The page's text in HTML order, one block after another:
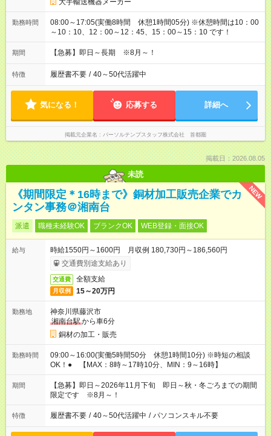
大手輸送機器メーカー
勤務時間
08:00～17:05(実働8時間 休憩1時間05分) ※休憩時間は10：00
～10：10、12：00～12：45、15：00～15：10 です！
期間 【急募】即日～長期 ※8月～！
特徴 履歴書不要 / 40～50代活躍中
気になる！ 応募する 詳細へ
掲載元企業名 パーソルテンプスタッフ株式会社 首都圏
掲載日：2026.08.05
未読
NEW
《期間限定＊16時まで》銅材加工販売企業でカ
ンタン事務＠湘南台
派遣 職種未経験OK ブランクOK WEB登録・面接OK
給与
時給1550円～1600円 月収例 180,730円～186,560円
交通費別途支給あり
交通費 全額支給
月収例 15～20万円
勤務地
神奈川県藤沢市
湘南台駅から車6分
銅材の加工・販売
勤務時間
09:00～16:00(実働5時間50分 休憩1時間10分) ※時短の相談
OK！● 【MAX：8時～17時10分、MIN：9～16時】
期間
【急募】即日～2026年11月下旬 即日～秋・冬ごろまでの期間
限定です ※8月～！
特徴 履歴書不要 / 40～50代活躍中 / パソコンスキル不要